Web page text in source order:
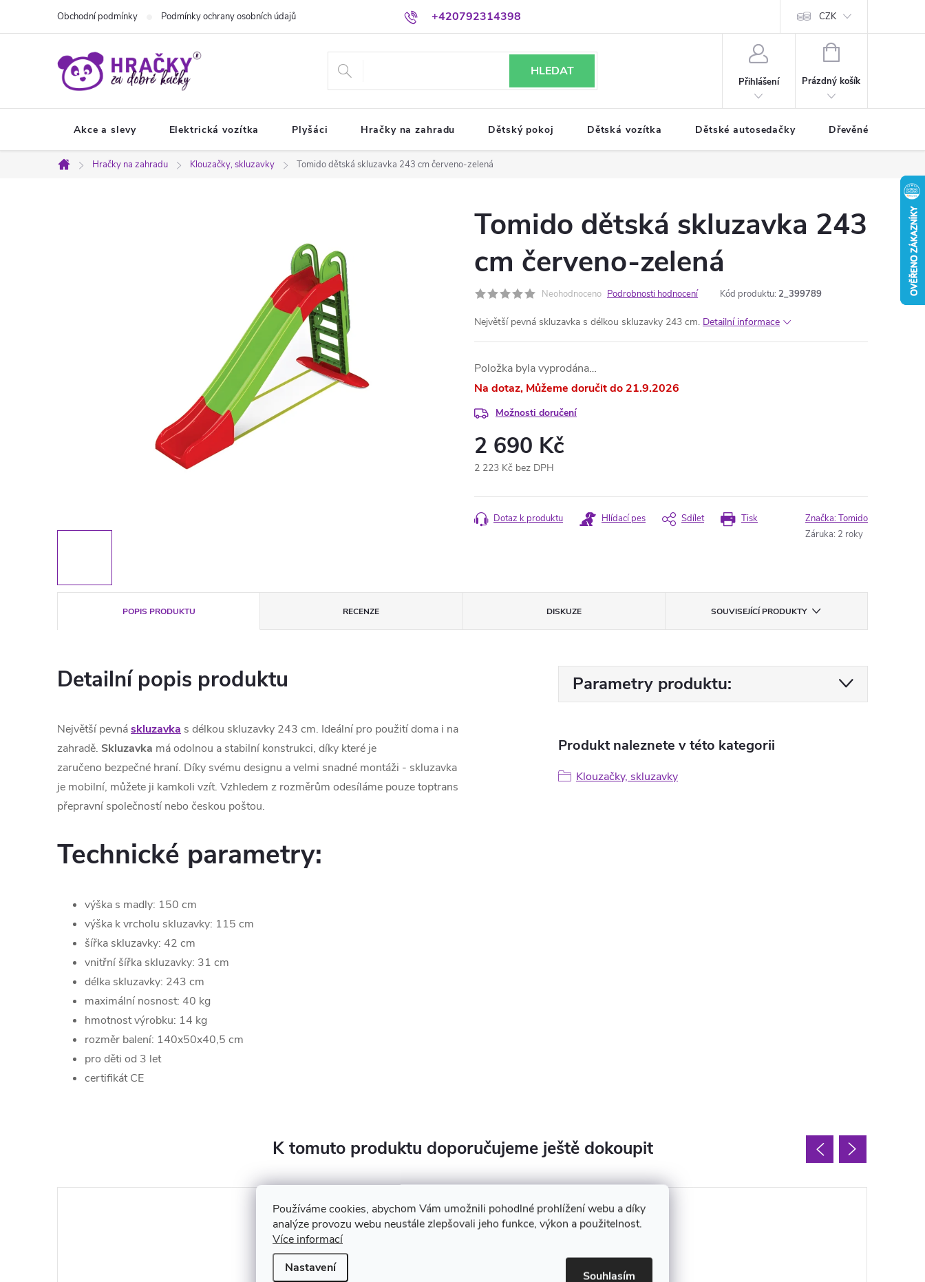
Používáme cookies, abychom Vám umožnili pohodlné prohlížení webu a díky
analýze provozu webu neustále zlepšovali jeho funkce, výkon a použitelnost.
Více informací
Nastavení
Souhlasím
+420792314398
Obchodní podmínky Podmínky ochrany osobních údajů CZK
HLEDAT
Přihlášení
NÁKUPNÍ
Prázdný košík
Akce a slevy Elektrická vozítka Plyšáci Hračky na zahradu Dětský pokoj Dětská vozítka Dětské autosedačky Dřevěné hračky
Domů
Hračky na zahradu Klouzačky, skluzavky Tomido dětská skluzavka 243 cm červeno-zelená
Tomido dětská skluzavka 243
cm červeno-zelená
Neohodnoceno Podrobnosti hodnocení Kód produktu: 2_399789
Největší pevná skluzavka s délkou skluzavky 243 cm. Detailní informace
Položka byla vyprodána…
Na dotaz
21.9.2026
Možnosti doručení
2 690 Kč
2 223 Kč bez DPH
cena:
Tisk
Dotaz k produktu Hlídací pes Sdílet Značka:Tomido
Záruka: 2 roky
POPIS PRODUKTU RECENZE DISKUZE SOUVISEJÍCÍ PRODUKTY
Detailní popis produktu
Největší pevnáskluzavka s délkou skluzavky 243 cm. Ideální pro použití doma i na
zahradě. Skluzavka má odolnou a stabilní konstrukci, díky které je
zaručeno bezpečné hraní. Díky svému designu a velmi snadné montáži - skluzavka
je mobilní, můžete ji kamkoli vzít. Vzhledem z rozměrům odesíláme pouze toptrans
přepravní společností nebo českou poštou.
Technické parametry:
výška s madly: 150 cm
výška k vrcholu skluzavky: 115 cm
šířka skluzavky: 42 cm
vnitřní šířka skluzavky: 31 cm
délka skluzavky: 243 cm
maximální nosnost: 40 kg
hmotnost výrobku: 14 kg
rozměr balení: 140x50x40,5 cm
pro děti od 3 let
certifikát CE
Parametry produktu:
Produkt naleznete v této kategorii
Klouzačky, skluzavky
K tomuto produktu doporučujeme ještě dokoupit